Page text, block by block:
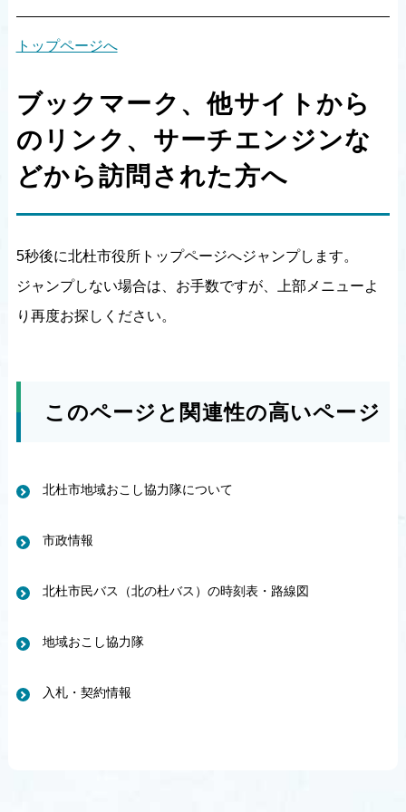
トップページへ
ブックマーク、他サイトから
のリンク、サーチエンジンな
どから訪問された方へ
5秒後に北杜市役所トップページへジャンプします。
ジャンプしない場合は、お手数ですが、上部メニューよ
り再度お探しください。
このページと関連性の高いページ
北杜市地域おこし協力隊について
市政情報
北杜市民バス（北の杜バス）の時刻表・路線図
地域おこし協力隊
入札・契約情報